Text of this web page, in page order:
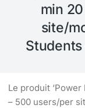
min
site/
Le produit
– 500 users/per